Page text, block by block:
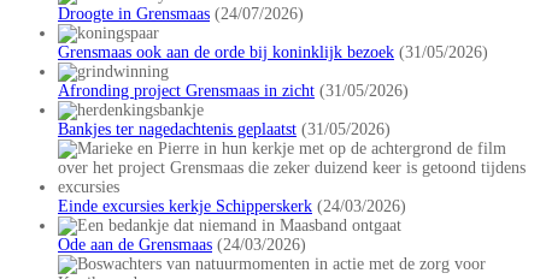
Droogte in Grensmaas (24/07/2026)
Grensmaas ook aan de orde bij koninklijk bezoek (31/05/2026)
Afronding project Grensmaas in zicht (31/05/2026)
Bankjes ter nagedachtenis geplaatst (31/05/2026)
Einde excursies kerkje Schipperskerk (24/03/2026)
Ode aan de Grensmaas (24/03/2026)